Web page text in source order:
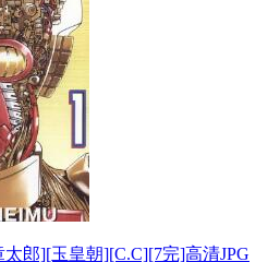
郎][玉皇朝][C.C][7完]高清JPG